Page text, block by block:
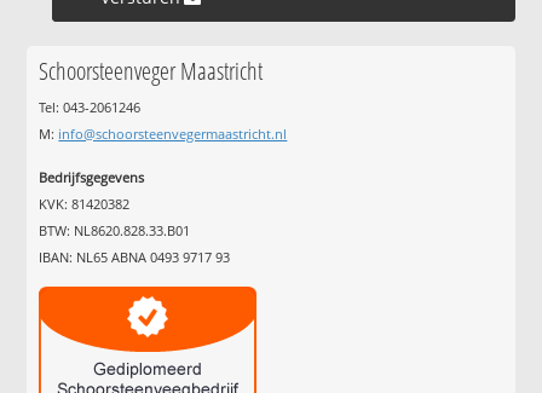
Schoorsteenveger Maastricht
Tel: 043-2061246
M: info@schoorsteenvegermaastricht.nl
Bedrijfsgegevens
KVK: 81420382
BTW: NL8620.828.33.B01
IBAN: NL65 ABNA 0493 9717 93